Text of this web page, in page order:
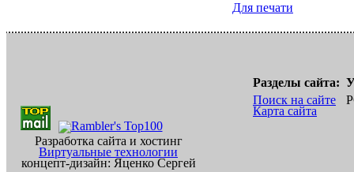
Для печати
Разработка сайта и хостинг
Виртуальные технологии
концепт-дизайн: Яценко Сергей
Разделы сайта:
Поиск на сайте
Карта сайта